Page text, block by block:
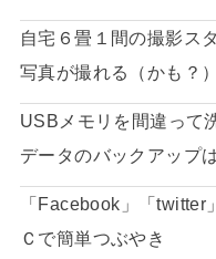
自宅６畳１間の撮影ス
写真が撮れる（かも？）
USBメモリを間違って
データのバックアップ
「Facebook」「
Ｃで簡単つぶやき